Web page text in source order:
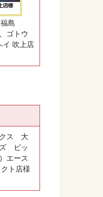
島
ゴトウ
イ 吹上店
クス 大
ズ ビッ
エース
ト店様